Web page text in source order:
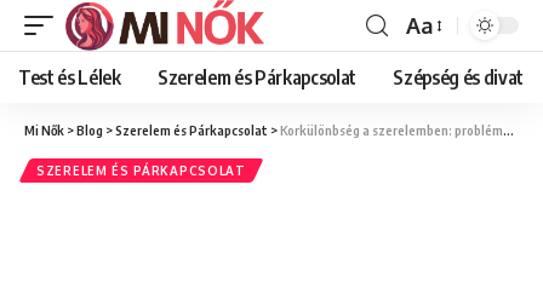
Font
Resizer
Aa
Test és Lélek Szerelem és Párkapcsolat Szépség és divat
Mi Nők >Blog >Szerelem és Párkapcsolat >Korkülönbség a szerelemben: problémák és előnyök
SZERELEM ÉS PÁRKAPCSOLAT